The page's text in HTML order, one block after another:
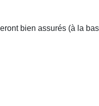
bien assurés (à la